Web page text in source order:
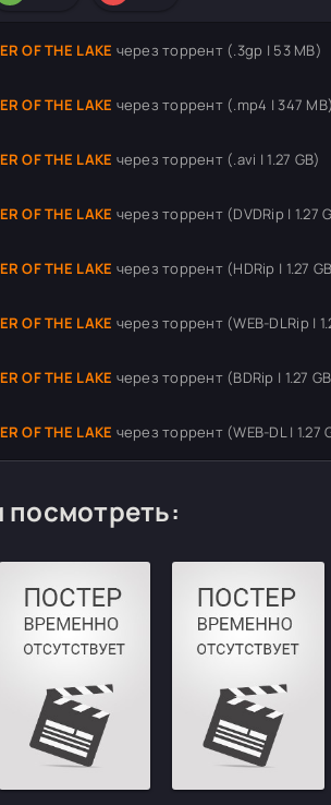
OF THE LAKE через торрент (.3gp | 53 MB)
OF THE LAKE через торрент (.mp4 | 347 MB)
OF THE LAKE через торрент (.avi | 1.27 GB)
OF THE LAKE через торрент (DVDRip | 1.27
OF THE LAKE через торрент (HDRip | 1.27
OF THE LAKE через торрент (WEB-DLRip |
OF THE LAKE через торрент (BDRip | 1.27
OF THE LAKE через торрент (WEB-DL | 1.27